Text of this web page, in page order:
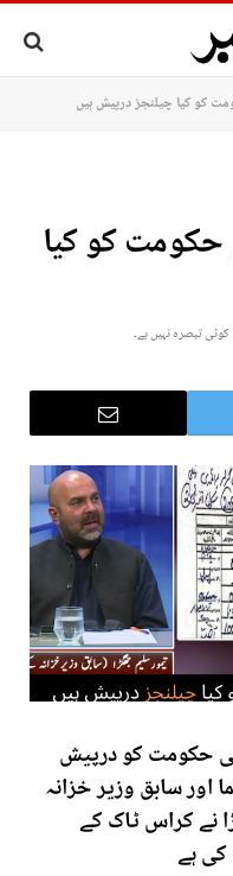
کو کیا چیلنجز درپیش ہیں
حکومت کو کیا
کوئی تبصرہ نہیں ہے۔
حکومت کو درپیش
اور سابق وزیر خزانہ
نے کراس ٹاک کے
ہے